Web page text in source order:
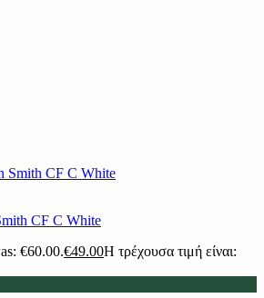
CF C White
€60.00.€49.00Η τρέχουσα τιμή είναι: